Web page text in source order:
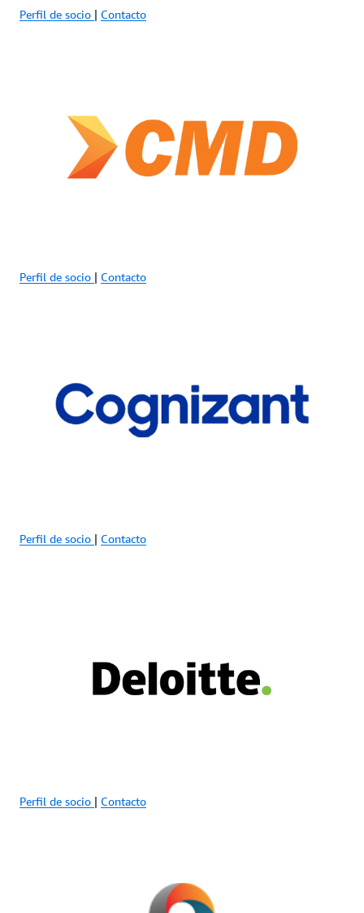
Perfil de socio | Contacto
Perfil de socio | Contacto
Perfil de socio | Contacto
Perfil de socio | Contacto